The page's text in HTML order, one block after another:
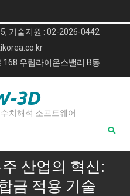
기술지원 : 02-2026-0442
우림라이온스밸리 B동
3D
치해석 소프트웨어
산업의 혁신:
금 적용 기술